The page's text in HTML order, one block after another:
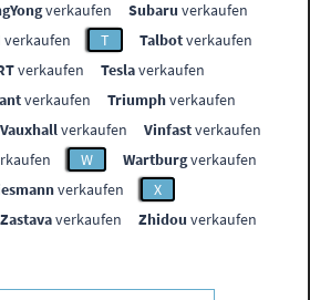
verkaufen Subaru verkaufen
verkaufen T Talbotverkaufen
verkaufen Teslaverkaufen
verkaufen Triumphverkaufen
Vauxhallverkaufen Vinfastverkaufen
W Wartburgverkaufen
verkaufen
X
Zastavaverkaufen Zhidou verkaufen